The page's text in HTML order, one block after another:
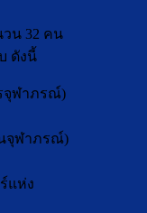
น 32 คน
ดังนี้
จุฬาภรณ์)
จุฬาภรณ์)
แห่ง